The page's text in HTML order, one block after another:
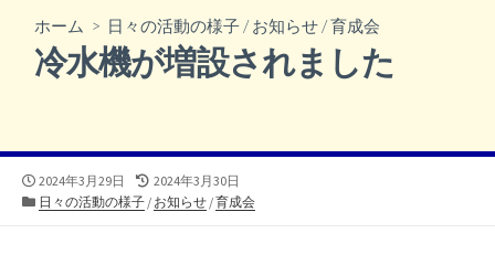
ホーム > 日々の活動の様子 /お知らせ /育成会
冷水機が増設されました
公
開
2024年3月29日
最
終
2024年3月30日
カ
日々の活動の様子 / お知らせ /育成会